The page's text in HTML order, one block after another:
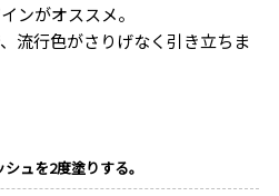
ンがオススメ。
流行色がさりげなく引き立ちま
ュを2度塗りする。